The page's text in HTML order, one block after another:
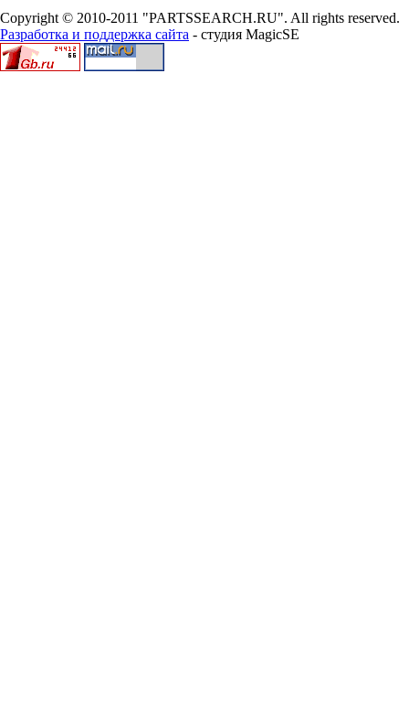
Copyright © 2010-2011 "PARTSSEARCH.RU". All rights reserved.
Разработка и поддержка сайта - студия MagicSE